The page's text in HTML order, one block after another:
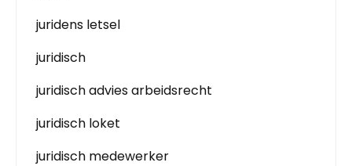
juridens letsel
juridisch
juridisch advies arbeidsrecht
juridisch loket
juridisch medewerker